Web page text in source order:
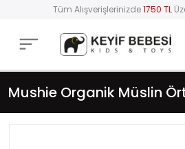
Tüm Alışverişlerinizde1750 TL
Mushie Organik Müslin